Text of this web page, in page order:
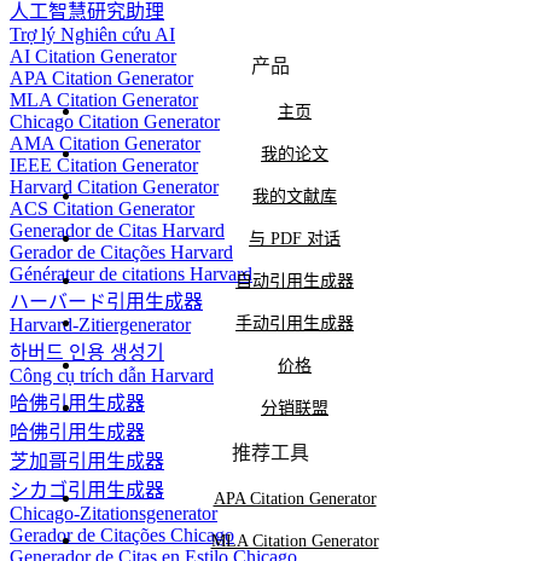
人工智慧研究助理
Trợ lý Nghiên cứu AI
AI Citation Generator
APA Citation Generator
MLA Citation Generator
Chicago Citation Generator
AMA Citation Generator
IEEE Citation Generator
Harvard Citation Generator
ACS Citation Generator
Generador de Citas Harvard
Gerador de Citações Harvard
Générateur de citations Harvard
ハーバード引用生成器
Harvard-Zitiergenerator
하버드 인용 생성기
Công cụ trích dẫn Harvard
哈佛引用生成器
哈佛引用生成器
芝加哥引用生成器
シカゴ引用生成器
Chicago-Zitationsgenerator
Gerador de Citações Chicago
Generador de Citas en Estilo Chicago
产品
主页
我的论文
我的文献库
与 PDF 对话
自动引用生成器
手动引用生成器
价格
分销联盟
推荐工具
APA Citation Generator
MLA Citation Generator